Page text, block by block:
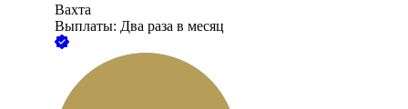
Вахта
Выплаты: Два раза в месяц